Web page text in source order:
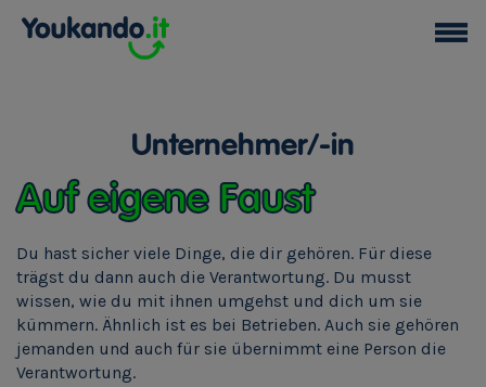
Unternehmer/-in
Auf eigene Faust
Du hast sicher viele Dinge, die dir gehören. Für diese
trägst du dann auch die Verantwortung. Du musst
wissen, wie du mit ihnen umgehst und dich um sie
kümmern. Ähnlich ist es bei Betrieben. Auch sie gehören
jemanden und auch für sie übernimmt eine Person die
Verantwortung.